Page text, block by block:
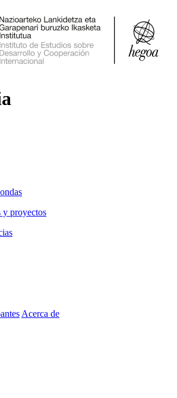
y proyectos
Acerca de